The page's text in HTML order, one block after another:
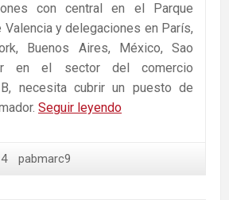
con central en el Parque
Valencia y delegaciones en París,
Buenos Aires, México, Sao
en el sector del comercio
necesita cubrir un puesto de
Seguir leyendoOferta
pabmarc9